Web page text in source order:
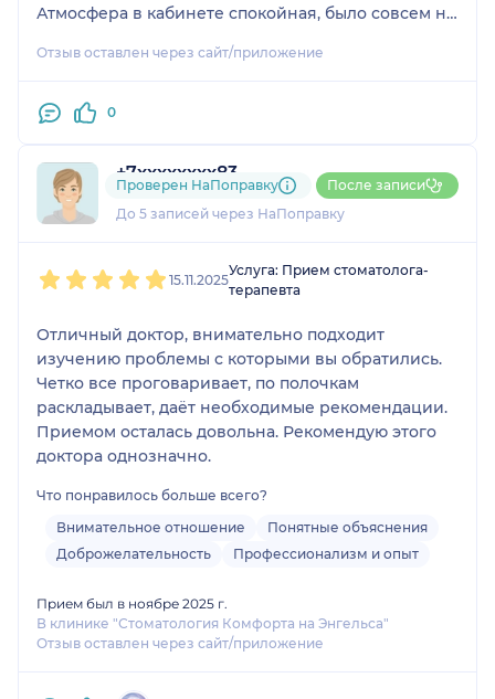
Атмосфера в кабинете спокойная, было совсем не
Отзыв оставлен через сайт/приложение
0
+7xxxxxxxx83
1 отзыв
До 5 записей через НаПоправку
Проверен НаПоправку После записи
15.11.2025
Услуга: Прием стоматолога-
терапевта
Отличный доктор, внимательно подходит
изучению проблемы с которыми вы обратились.
Четко все проговаривает, по полочкам
раскладывает, даёт необходимые рекомендации.
Приемом осталась довольна. Рекомендую этого
доктора однозначно.
Что понравилось больше всего?
Внимательное отношение
Понятные объяснения
Доброжелательность
Профессионализм и опыт
Прием был в ноябре 2025 г.
В клинике "Стоматология Комфорта на Энгельса"
Отзыв оставлен через сайт/приложение